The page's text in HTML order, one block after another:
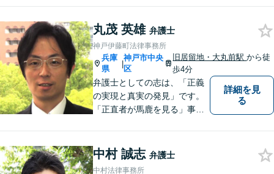
て納得感のある解決を目指し
ます【神戸駅徒歩2分】【ハー
バーランド駅5分】
丸茂 英雄 弁護士
神戸伊藤町法律事務所
兵庫
県
|
神戸市中央
区
旧居留地・大丸前駅から徒
歩4分
弁護士としての志は、「正義
の実現と真実の発見」です。
「正直者が馬鹿を見る」事は
に分析し、情熱を持って事件
に取り組みます。
詳細を見
る
中村 誠志 弁護士
中村法律事務所